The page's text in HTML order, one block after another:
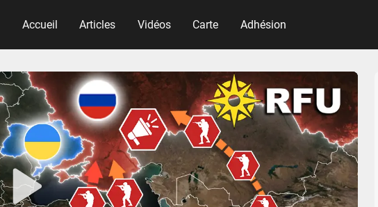
Accueil Articles Vidéos Carte Adhésion